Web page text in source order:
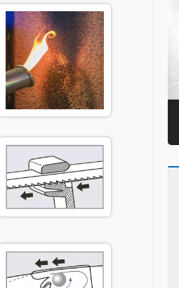
روابط الكابلات TEFZEL®